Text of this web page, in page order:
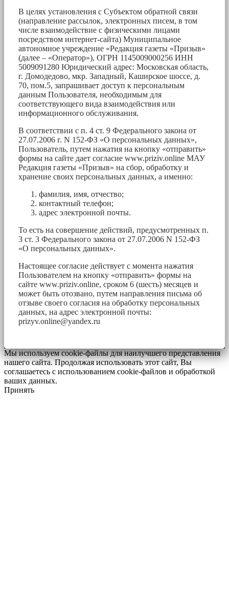
В целях установления с Субъектом обратной связи
(направление рассылок, электронных писем, в том
числе взаимодействие с физическими лицами
посредством интернет-сайта) Муниципальное
автономное учреждение «Редакция газеты «Призыв»
(далее – «Оператор»), ОГРН 1145009000256 ИНН
5009091280 Юридический адрес: Московская область,
г. Домодедово, мкр. Западный, Каширское шоссе, д.
70, пом.5, запрашивает доступ к персональным
данным Пользователя, необходимым для
соответствующего вида взаимодействия или
информационного обслуживания.
В соответствии с п. 4 ст. 9 Федерального закона от
27.07.2006 г. N 152-ФЗ «О персональных данных»,
Пользователь, путем нажатия на кнопку «отправить»
формы на сайте дает согласие www.priziv.online МАУ
Редакция газеты «Призыв» на сбор, обработку и
хранение своих персональных данных, а именно:
фамилия, имя, отчество;
контактный телефон;
адрес электронной почты.
То есть на совершение действий, предусмотренных п.
3 ст. 3 Федерального закона от 27.07.2006 N 152-ФЗ
«О персональных данных».
Настоящее согласие действует с момента нажатия
Пользователем на кнопку «отправить» формы на
сайте www.priziv.online, сроком 6 (шесть) месяцев и
может быть отозвано, путем направления письма об
отзыве своего согласия на обработку персональных
данных, на адрес электронной почты:
prizyv.online@yandex.ru
Мы используем cookie-файлы для наилучшего представления
нашего сайта. Продолжая использовать этот сайт, Вы
соглашаетесь с использованием cookie-файлов и обработкой
ваших данных.
Принять